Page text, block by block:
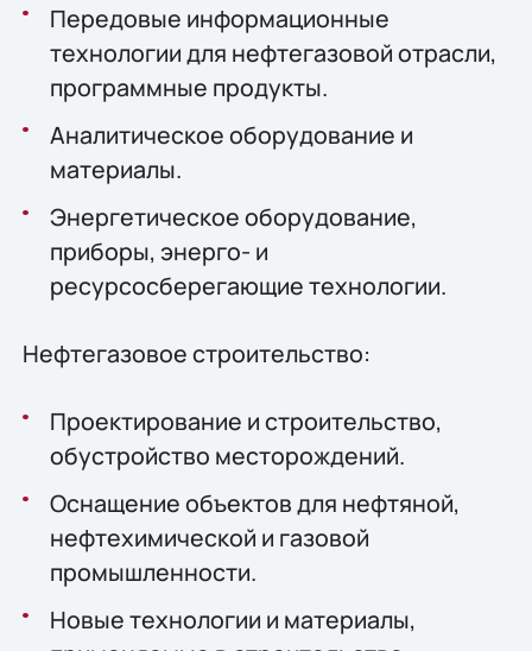
Передовые информационные
технологии для нефтегазовой отрасли,
программные продукты.
Аналитическое оборудование и
материалы.
Энергетическое оборудование,
приборы, энерго- и
ресурсосберегающие технологии.
Нефтегазовое строительство:
Проектирование и строительство,
обустройство месторождений.
Оснащение объектов для нефтяной,
нефтехимической и газовой
промышленности.
Новые технологии и материалы,